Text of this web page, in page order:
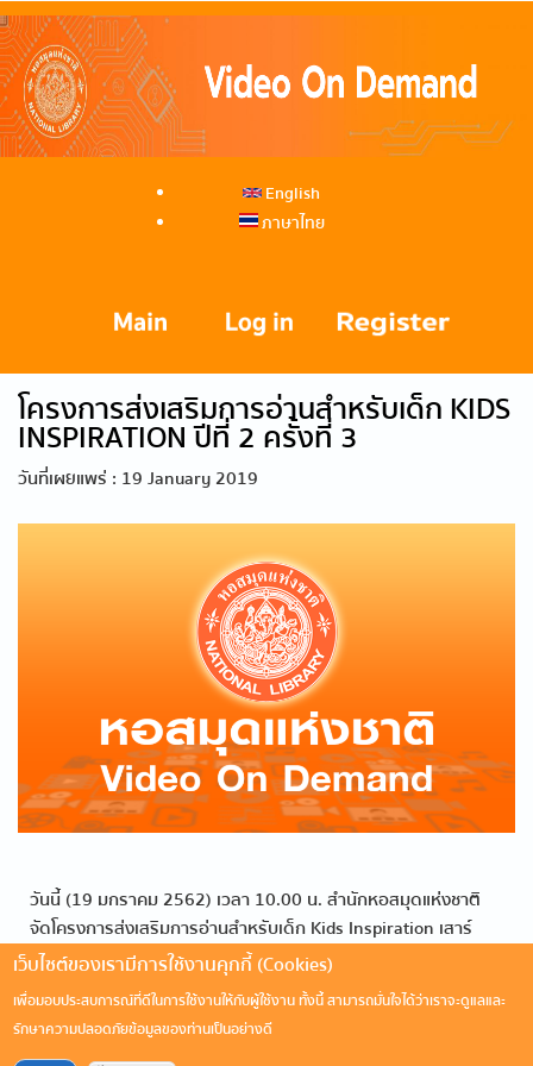
English
ภาษาไทย
โครงการส่งเสริมการอ่านสำหรับเด็ก KIDS
INSPIRATION ปีที่ 2 ครั้งที่ 3
วันที่เผยแพร่ : 19 January 2019
วันนี้ (19 มกราคม 2562) เวลา 10.00 น. สำนักหอสมุดแห่งชาติ
จัดโครงการส่งเสริมการอ่านสำหรับเด็ก Kids Inspiration เสาร์
สนุก สุขหรรษา ปีที่ 2 ครั้งที่ 3ในหัวข้อ “โมมาย by me” โดยมีผู้
อำนวยสำนักหอสมุดแห่งชาติ
เว็บไซต์ของเรามีการใช้งานคุกกี้ (Cookies)
เพื่อมอบประสบการณ์ที่ดีในการใช้งานให้กับผู้ใช้งาน ทั้งนี้ สามารถมั่นใจได้ว่าเราจะดูแลและ
รักษาความปลอดภัยข้อมูลของท่านเป็นอย่างดี